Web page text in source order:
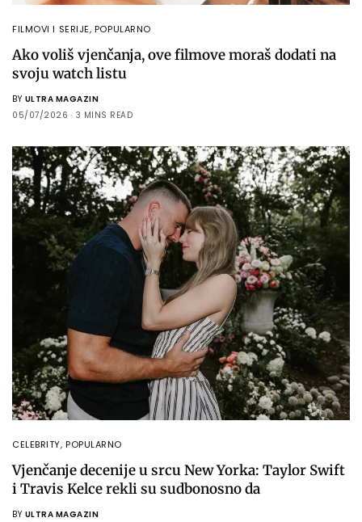
FILMOVI I SERIJE, POPULARNO
Ako voliš vjenčanja, ove filmove moraš dodati na
svoju watch listu
BY ULTRA MAGAZIN
05/07/2026
3 MINS READ
CELEBRITY,POPULARNO
Vjenčanje decenije u srcu New Yorka: Taylor Swift
i Travis Kelce rekli su sudbonosno da
BY ULTRA MAGAZIN